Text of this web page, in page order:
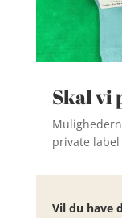
Skal vi
private
Vil du have